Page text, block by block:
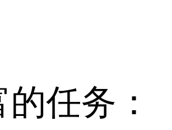
任务：